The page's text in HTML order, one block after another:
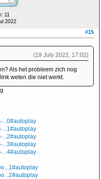
11
2022
#15
(19 July 2022, 17:02)
Als het probleem zich nog
weten die niet werkt.
...0#autoplay
...1#autoplay
...2#autoplay
...3#autoplay
...4#autoplay